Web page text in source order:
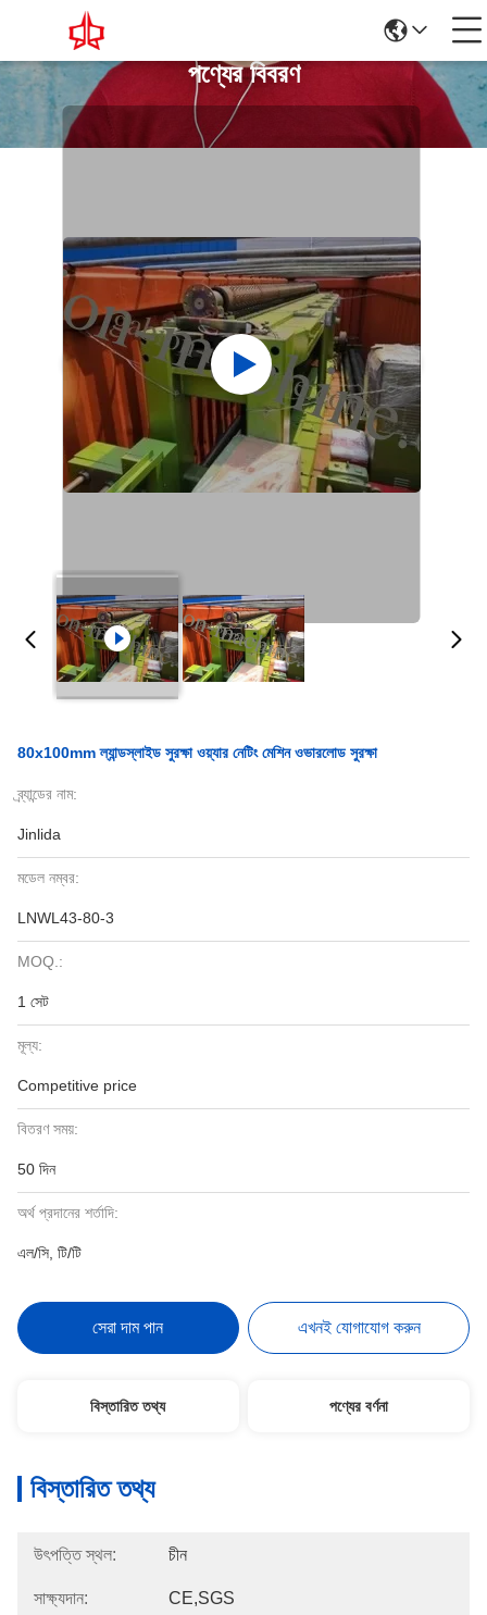
পণ্যের বিবরণ
80x100mm ল্যান্ডস্লাইড সুরক্ষা ওয়্যার নেটিং মেশিন ওভারলোড সুরক্ষা
ব্র্যান্ডের নাম:
Jinlida
মডেল নম্বর:
LNWL43-80-3
MOQ.:
1 সেট
মূল্য:
Competitive price
বিতরণ সময়:
50 দিন
অর্থ প্রদানের শর্তাদি:
এল/সি, টি/টি
সেরা দাম পান এখনই যোগাযোগ করুন
বিস্তারিত তথ্য পণ্যের বর্ণনা
বিস্তারিত তথ্য
উৎপত্তি স্থল: চীন
সাক্ষ্যদান: CE,SGS